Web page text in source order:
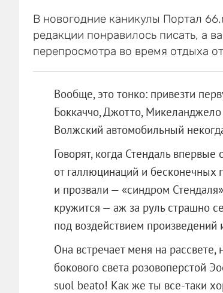
В новогодние каникулы Портал
редакции понравилось писать, а
перепросмотра во время отдыха
Вообще, это тонко: привезти
Боккаччо, Джотто, Микеланджело
Волжский автомобильный
Говорят, когда Стендаль
от галлюцинаций и бесконечных
и прозвали — «синдром
кружится — аж за руль страшно
под воздействием произведений
Она встречает меня на
бокового света розовоперстой
suol beato! Как же ты все-таки